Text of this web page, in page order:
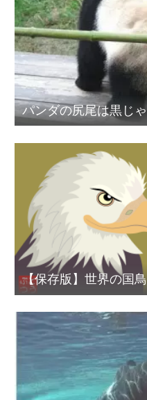
パンダの尻尾は黒じ
【保存版】世界の国